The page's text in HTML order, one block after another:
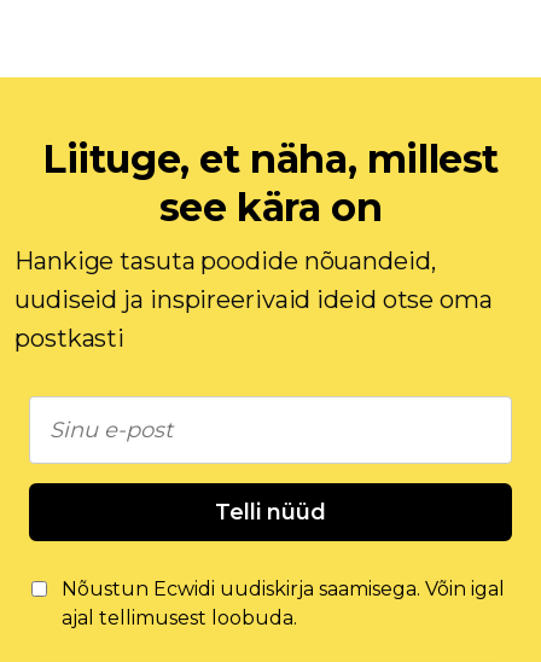
Liituge, et näha, millest
see kära on
Hankige tasuta poodide nõuandeid,
uudiseid ja inspireerivaid ideid otse oma
postkasti
Telli nüüd
Nõustun Ecwidi uudiskirja saamisega. Võin igal
ajal tellimusest loobuda.